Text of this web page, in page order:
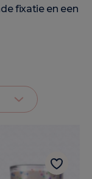
fixatie en een